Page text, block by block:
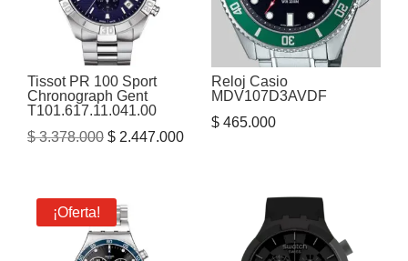
Tissot PR 100 Sport
Chronograph Gent
T101.617.11.041.00
$3.378.000 El
era:
$ 3.378.000.
$ 2.447.000El
$ 2.447.000.
Reloj Casio
MDV107D3AVDF
$465.000
¡Oferta!